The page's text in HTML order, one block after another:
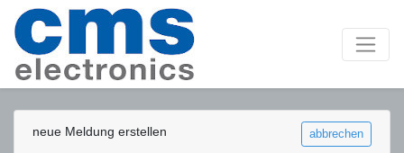
neue Meldung erstellen abbrechen